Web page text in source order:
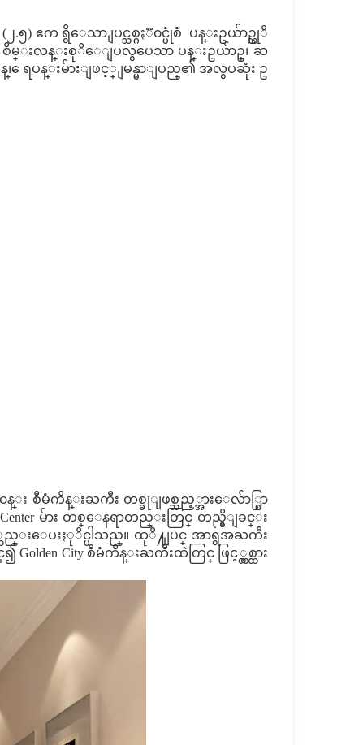
.၅) ဧက ရွိေသာ ျပင္သစ္ဂႏၱ၀င္ပုံစံ ပန္းဥယ်ာဥ္ကုိ
စိမ္းလန္းစုိေျပလွပေသာ ပန္းဥယ်ာဥ္၊ ဆ
ရပန္းမ်ားျဖင့္ ျမန္မာျပည္၏ အလွပဆုံး ဥ
း စီမံကိန္းႀကီး တစ္ခုျဖစ္သည့္အားေလ်ာ္စြာ
Center မ်ား တစ္ေနရာတည္းတြင္ တည္ရွိျခင္း
းေပးႏုိင္ပါသည္။ ထုိ႔ျပင္ အာရွအႀကီး
City စီမံကိန္းႀကီးထဲတြင္ ဖြင့္လွစ္ထား